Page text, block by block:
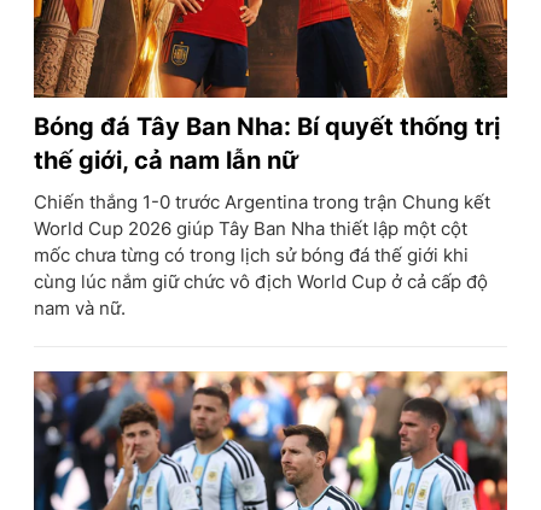
Bóng đá Tây Ban Nha: Bí quyết thống trị
thế giới, cả nam lẫn nữ
Chiến thắng 1-0 trước Argentina trong trận Chung kết
World Cup 2026 giúp Tây Ban Nha thiết lập một cột
mốc chưa từng có trong lịch sử bóng đá thế giới khi
cùng lúc nắm giữ chức vô địch World Cup ở cả cấp độ
nam và nữ.